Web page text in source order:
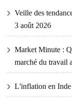
Veille des
3 août 2026
Market Minute :
marché du travail
L'inflation en Inde